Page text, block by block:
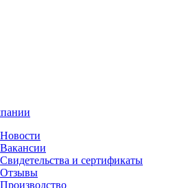
Новости
Вакансии
Свидетельства и сертификаты
Отзывы
Производство